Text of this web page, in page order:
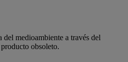
medioambiente a través del
obsoleto.